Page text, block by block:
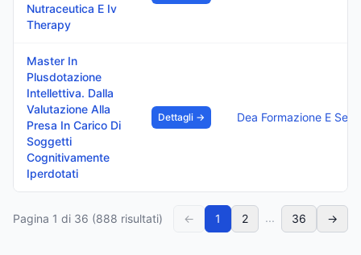
Nutraceutica E Iv
Therapy
Master In
Plusdotazione
Intellettiva. Dalla
Valutazione Alla
Presa In Carico Di
Soggetti
Cognitivamente
Iperdotati
Dettagli → Dea Formazione E
Pagina 1 di 36 (888 risultati) ← 1 2 ... 36 →